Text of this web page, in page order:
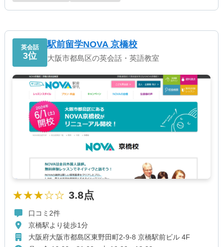
英会話
3位
駅前留学NOVA 京橋校
大阪市都島区の英会話・英語教室
★★★☆☆ 3.8点
口コミ2件
京橋駅より徒歩1分
大阪府大阪市都島区東野田町2-9-8 京橋駅前ビル 4F